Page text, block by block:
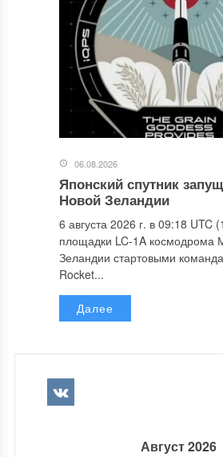
06.08.2026
Японский спутник
Новой Зеландии
6 августа 2026 г. в 09:18 UTC
площадки LC-1A космодрома
Зеландии стартовыми
Rocket...
Далее
Август 2026